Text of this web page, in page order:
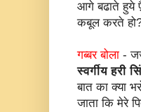
आगे बढाते हुये
कबूल करते
गब्बर बोला -
स्वर्गीय हरी
बात का क्या
जाता कि मेरे